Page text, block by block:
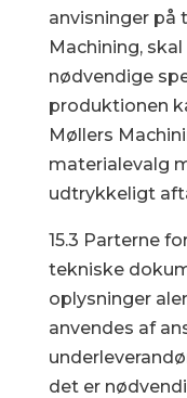
anvisninger på
Machining,
nødvendige
produktionen
Møllers
materialevalg
udtrykkeligt
15.3 Parterne
tekniske
oplysninger
anvendes af
det er